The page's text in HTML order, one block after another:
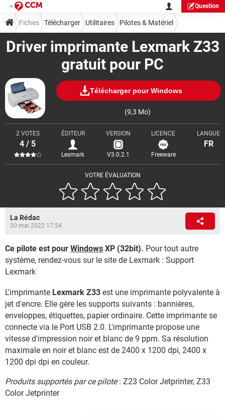
Question
Driver imprimante Lexmark Z33
gratuit pour PC
Télécharger pour Windows
(9,3 Mo)
VOTRE ÉVALUATION
2 VOTES
4 / 5
ÉDITEUR
Lexmark
VERSION
V3.0.2.1
LICENCE
Freeware
LANGUE
FR
Fiches Télécharger Utilitaires Pilotes & Matériel
La Rédac
30 mai 2022 17:54
Ce pilote est pour Windows XP (32bit). Pour tout autre
système, rendez-vous sur le site de Lexmark : Support
Lexmark
L'imprimante Lexmark Z33 est une imprimante polyvalente à
jet d'encre. Elle gère les supports suivants : bannières,
enveloppes, étiquettes, papier ordinaire. Cette imprimante se
connecte via le Port USB 2.0. L'imprimante propose une
vitesse d'impression noir et blanc de 9 ppm. Sa résolution
maximale en noir et blanc est de 2400 x 1200 dpi, 2400 x
1200 dpi dpi en couleur.
Produits supportés par ce pilote: Z23 Color Jetprinter, Z33
Color Jetprinter